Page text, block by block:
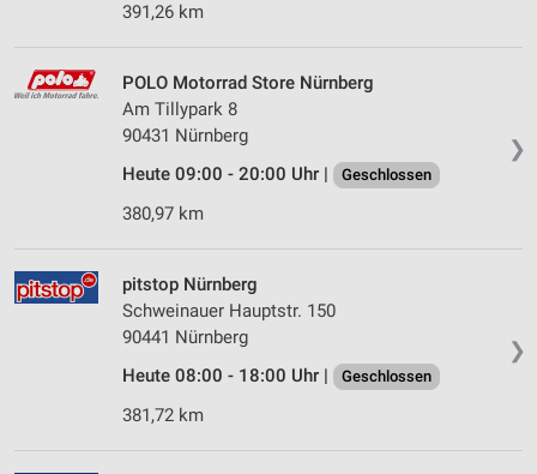
391,26 km
❯
POLO Motorrad Store Nürnberg
Am Tillypark 8
90431 Nürnberg
Heute 09:00 - 20:00 Uhr |
Geschlossen
380,97 km
❯
pitstop Nürnberg
Schweinauer Hauptstr. 150
90441 Nürnberg
Heute 08:00 - 18:00 Uhr |
Geschlossen
381,72 km